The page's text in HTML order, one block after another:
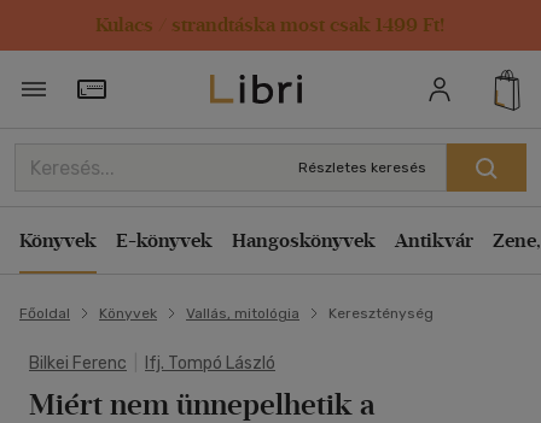
Kulacs / strandtáska most csak 1499 Ft!
Törzsvásárlói Kártya adatai
Részletes keresés
Könyvek E-könyvek Hangoskönyvek Antikvár
Főoldal Könyvek Vallás, mitológia Kereszténység
Bilkei Ferenc Ifj. Tompó László
Miért nem ünnepelhetik a